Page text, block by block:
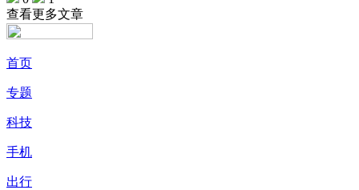
查看更多文章
首页
专题
科技
手机
出行